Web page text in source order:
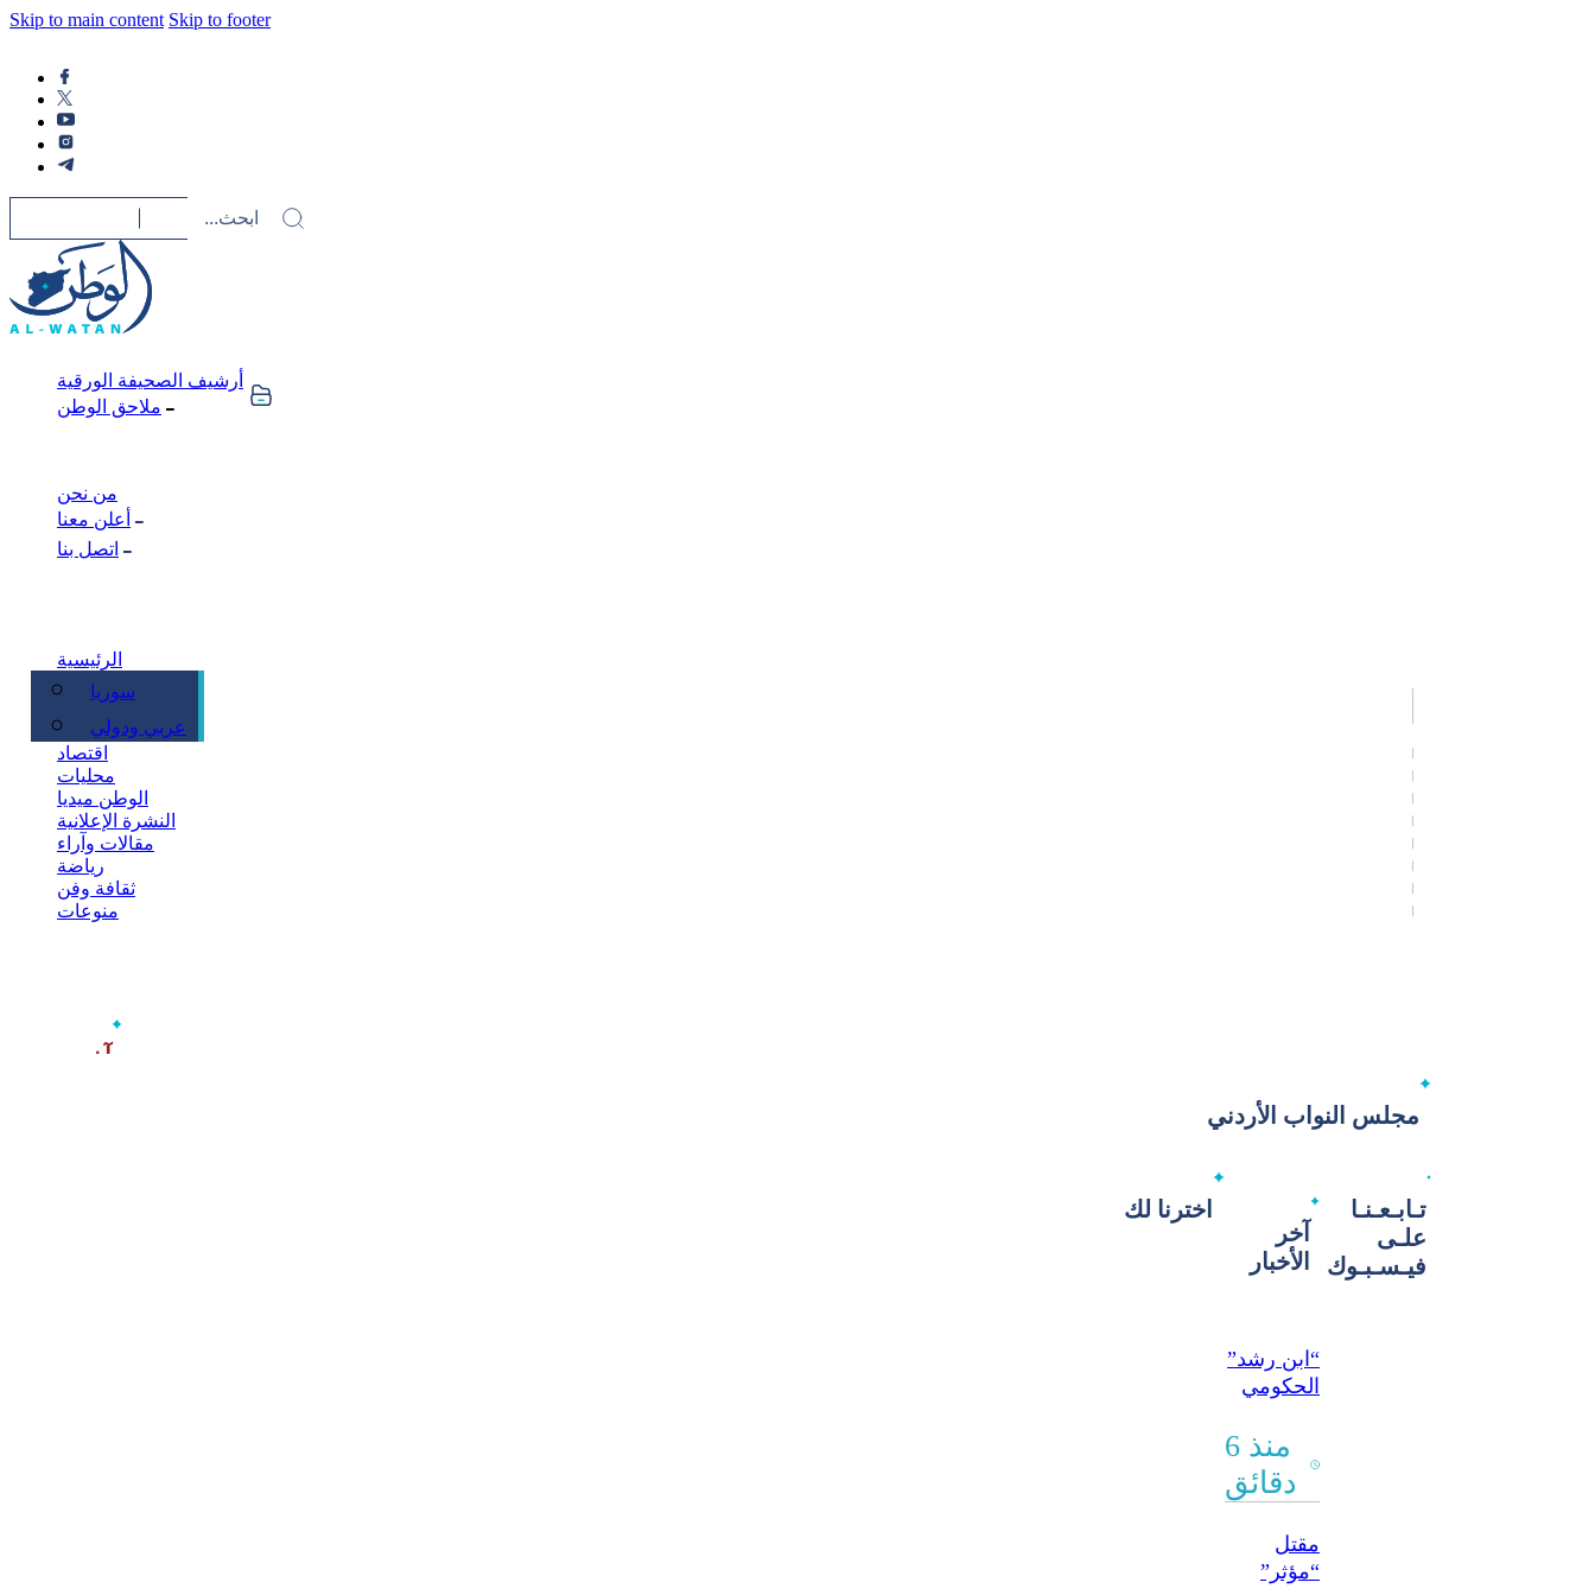
Skip to main content Skip to footer
أرشيف الصحيفة الورقية
ملاحق الوطن
من نحن
أعلن معنا
اتصل بنا
الرئيسية
سوريا
عربي ودولي
اقتصاد
محليات
الوطن ميديا
النشرة الإعلانية
مقالات وآراء
رياضة
ثقافة وفن
منوعات
‫آخر
مجلس النواب الأردني
اخترنا لك
آخر
الأخبار
“ابن رشد”
الحكومي
عملية
جراحة
لطفل
بنجاح
منذ 6
دقائق
مقتل
“مؤثر”
تـابـعـنـا
علـى
فيـسـبـوك